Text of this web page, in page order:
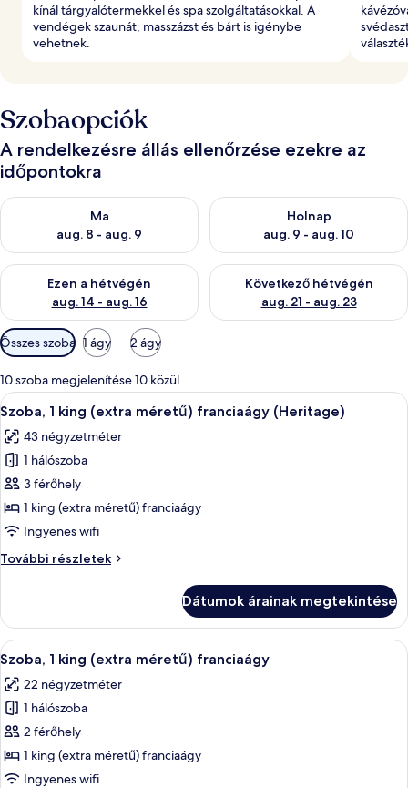
kínál tárgyalótermekkel és spa szolgáltatásokkal. A
vendégek szaunát, masszázst és bárt is igénybe
vehetnek.
Szobaopciók
A rendelkezésre állás ellenőrzése ezekre az
időpontokra
Ma
aug. 8 - aug. 9
A ma esti rendelkezésre állás ellenőrzése: aug. 8 - aug. 9
Holnap
aug. 9 - aug. 10
A holnapi rendelkezésre állás
Ezen a hétvégén
aug. 14 - aug. 16
A mostani hétvégi rendelkezésre állás ellenőrzése: aug. 14 -
Következő hétvégén
aug. 21 - aug. 23
A következő hétvégi
Szobákhoz
rendelkezésre
álló
szűrők
Összes szoba 1 ágy 2 ágy
10 szoba megjelenítése 10 közül
A
következő
szoba
összes
képének
megtekintése:
Szoba,
king
franciaágy
(Heritage)
Egy modern szállodai szoba,
9
Szoba, 1 king (extra méretű) franciaágy (Heritage)
43 négyzetméter
1 hálószoba
3 férőhely
1 king (extra méretű) franciaágy
Ingyenes wifi
További részletek
Szoba,
méretű)
franciaágy
(Heritage)
részletei
Dátumok árainak megtekintése
A
következő
szoba
összes
képének
megtekintése:
Szoba,
Egy szállodai szoba, amelyben egy
8
Szoba, 1 king (extra méretű) franciaágy
22 négyzetméter
1 hálószoba
2 férőhely
1 king (extra méretű) franciaágy
Ingyenes wifi